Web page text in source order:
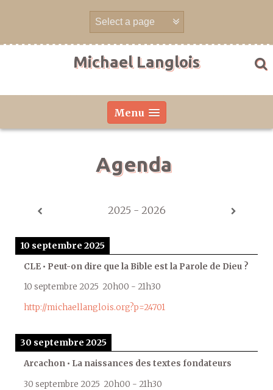
Michael Langlois
Menu
Agenda
2025 - 2026
10 septembre 2025
CLE • Peut-on dire que la Bible est la Parole de Dieu ?
10 septembre 2025 20h00 - 21h30
http://michaellanglois.org?p=24701
30 septembre 2025
Arcachon • La naissances des textes fondateurs
30 septembre 2025 20h00 - 21h30